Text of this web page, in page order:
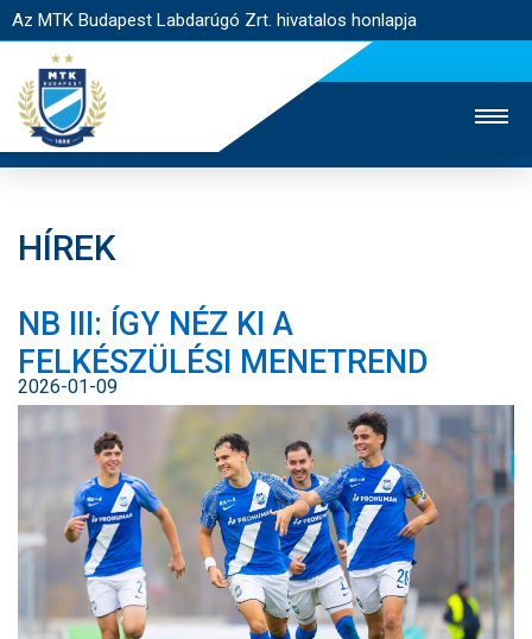
Az MTK Budapest Labdarúgó Zrt. hivatalos honlapja
JEGYÉRTÉKESÍTÉS
WEBSHOP
EGYESÜLET
KAPCSOLAT
NYITÓLAP
HÍREK
CSAPATOK
MÉRKŐZÉSEK
KLUB
HÍREK
NB III: ÍGY NÉZ KI A
FELKÉSZÜLÉSI MENETREND
2026-01-09